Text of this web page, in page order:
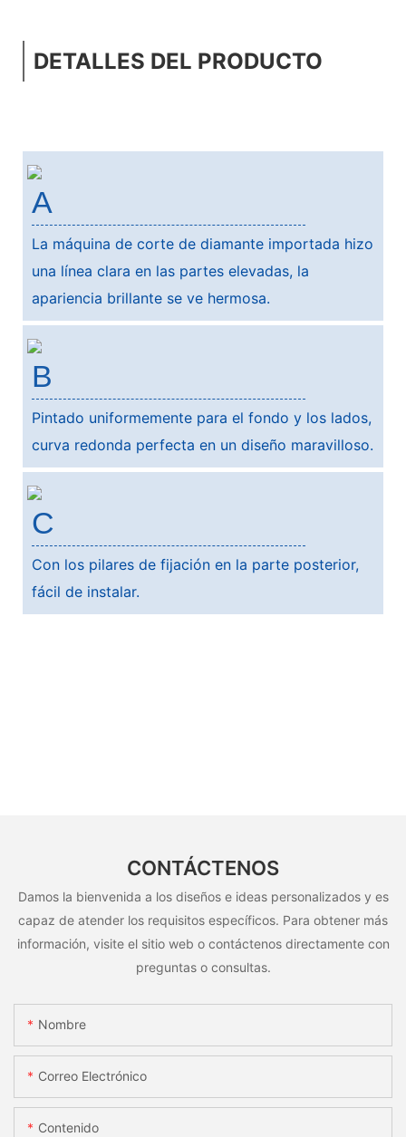
DETALLES DEL PRODUCTO
A
La máquina de corte de diamante importada hizo
una línea clara en las partes elevadas, la
apariencia brillante se ve hermosa.
B
Pintado uniformemente para el fondo y los lados,
curva redonda perfecta en un diseño maravilloso.
C
Con los pilares de fijación en la parte posterior,
fácil de instalar.
CONTÁCTENOS
Damos la bienvenida a los diseños e ideas personalizados y es
capaz de atender los requisitos específicos. Para obtener más
información, visite el sitio web o contáctenos directamente con
preguntas o consultas.
Nombre
Correo Electrónico
Contenido